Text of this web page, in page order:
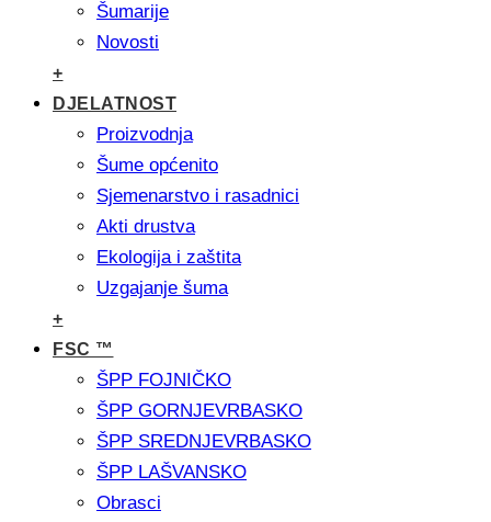
Šumarije
Novosti
+
DJELATNOST
Proizvodnja
Šume općenito
Sjemenarstvo i rasadnici
Akti drustva
Ekologija i zaštita
Uzgajanje šuma
+
FSC ™
ŠPP FOJNIČKO
ŠPP GORNJEVRBASKO
ŠPP SREDNJEVRBASKO
ŠPP LAŠVANSKO
Obrasci